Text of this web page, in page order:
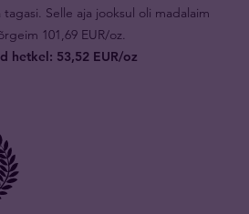
Selle aja jooksul oli madalaim
101,69 EUR/oz.
hetkel: 53,52 EUR/oz